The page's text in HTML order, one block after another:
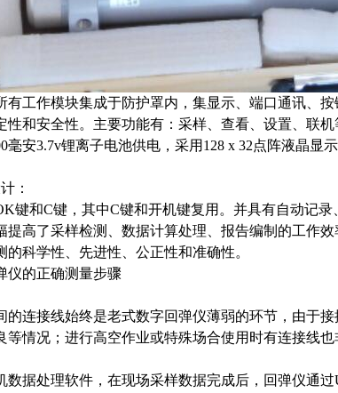
有工作模块集成于防护罩内，集显示、端口通讯、
性和安全性。主要功能有：采样、查看、设置、联机
毫安3.7v锂离子电池供电，采用 128 x 32点阵液晶显
：
键和C键，其中C键和开机键复用。并具有自动记
提高了采样检测、数据计算处理、报告编制的工作
的科学性、先进性、公正性和准确性。
仪的正确测量步骤
的连接线始终是老式数字回弹仪薄弱的环节，由于
等情况；进行高空作业或特殊场合使用时有连接线
数据处理软件，在现场采样数据完成后，回弹仪通过